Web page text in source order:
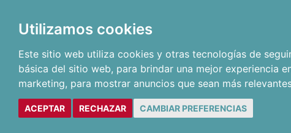
Utilizamos cookies
Este sitio web utiliza cookies y otras tecnologías de
básica del sitio web, para brindar una mejor experiencia
marketing, para mostrar anuncios que sean más
ACEPTAR RECHAZAR CAMBIAR PREFERENCIAS